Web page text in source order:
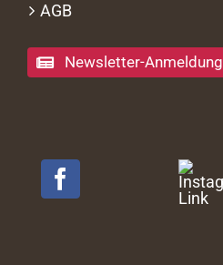
AGB
Newsletter-Anmeldung